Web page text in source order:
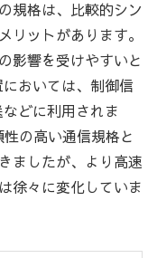
規格は、比較的シン
リットがあります。
影響を受けやすいと
おいては、制御信
どに利用されま
の高い通信規格と
ましたが、より高速
徐々に変化していま